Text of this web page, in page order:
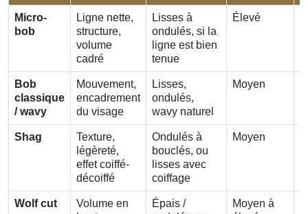
Micro-
bob
Ligne nette,
structure,
volume
cadré
Lisses à
ondulés, si la
ligne est bien
tenue
Élevé
Bob
classique
/ wavy
Mouvement,
encadrement
du visage
Lisses,
ondulés,
wavy naturel
Moyen
Shag
Texture,
légèreté,
effet coiffé-
décoiffé
Ondulés à
bouclés, ou
lisses avec
coiffage
Moyen
Wolf cut
Volume en
Épais /
Moyen à